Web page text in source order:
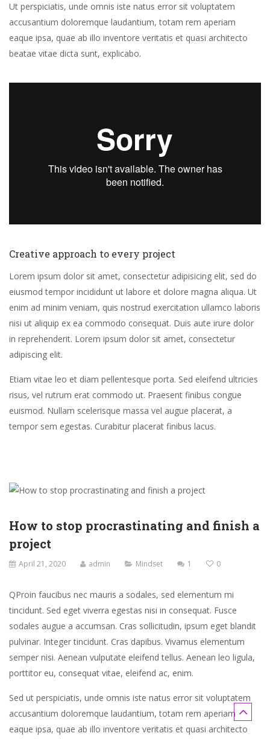
Ut perspiciatis, unde omnis iste natus error sit voluptatem
accusantium doloremque laudantium, totam rem aperiam
eaque ipsa, quae ab illo inventore veritatis et quasi architecto
beatae vitae dicta sunt, explicabo.
Creative approach to every project
Lorem ipsum dolor sit amet, consectetur adipisicing elit, sed do
eiusmod tempor incididunt ut labore et dolore magna aliqua. Ut
enim ad minim veniam, quis nostrud exercitation ullamco laboris
nisi ut aliquip ex ea commodo consequat. Duis aute irure dolor
in reprehenderit. Lorem ipsum dolor sit amet, consectetur
adipiscing elit.
Etiam vitae leo et diam pellentesque porta. Sed eleifend ultricies
risus, vel rutrum erat commodo ut. Praesent finibus congue
euismod. Nullam scelerisque massa vel augue placerat, a
tempor sem egestas. Curabitur placerat finibus lacus.
How to stop procrastinating and finish a
project
April 21, 2020 admin Mindset 1 0
QProin faucibus nec mauris a sodales, sed elementum mi
tincidunt. Sed eget viverra egestas nisi in consequat. Fusce
sodales augue a accumsan. Cras sollicitudin, ipsum eget blandit
pulvinar. Integer tincidunt. Cras dapibus. Vivamus elementum
semper nisi. Aenean vulputate eleifend tellus. Aenean leo ligula,
porttitor eu, consequat vitae, eleifend ac, enim.
Sed ut perspiciatis, unde omnis iste natus error sit voluptatem
accusantium doloremque laudantium, totam rem aperiam
eaque ipsa, quae ab illo inventore veritatis et quasi architecto